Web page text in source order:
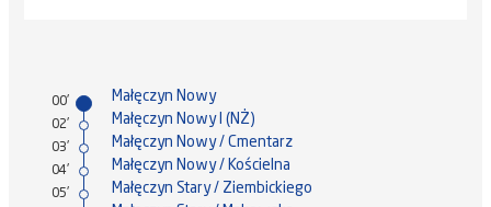
00' Małęczyn Nowy
02' Małęczyn Nowy I (NŻ)
03' Małęczyn Nowy / Cmentarz
04' Małęczyn Nowy / Kościelna
05' Małęczyn Stary / Ziembickiego